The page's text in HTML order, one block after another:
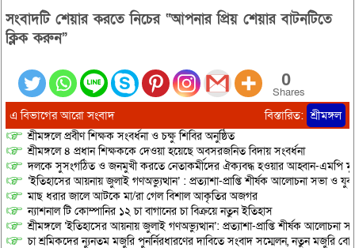
সংবাদটি শেয়ার করতে নিচের “আপনার প্রিয় শেয়ার বাটনটিতে
ক্লিক করুন”
0
Shares
এ বিভাগের আরো সংবাদ বিস্তারিত: শ্রীমঙ্গল
শ্রীমঙ্গলে প্রবীণ শিক্ষক সংবর্ধনা ও চক্ষু শিবির অনুষ্ঠিত
শ্রীমঙ্গলে ৪ প্রধান শিক্ষককে দেওয়া হয়েছে অবসরজনিত বিদায় সংবর্ধনা
দলকে সুসংগঠিত ও জনমুখী করতে নেতাকর্মীদের ঐক্যবদ্ধ হওয়ার আহ্বান-এমপি
‘ইতিহাসের আয়নায় জুলাই গণঅভ্যুত্থান’ : প্রত্যাশা-প্রাপ্তি শীর্ষক আলোচনা সভা ও
মাছ ধরার জালে আটকে মা/রা গেল বিশাল আকৃতির অজগর
ন্যাশনাল টি কোম্পানির ১২ চা বাগানের চা বিক্রয়ে নতুন ইতিহাস
শ্রীমঙ্গলে ‘ইতিহাসের আয়নায় জুলাই গণঅভ্যুত্থান’: প্রত্যাশা-প্রাপ্তি শীর্ষক আলোচনা
চা শ্রমিকদের ন্যুনতম মজুরি পুনর্নিরধারণের দাবিতে সংবাদ সম্মেলন, নতুন মজুরি